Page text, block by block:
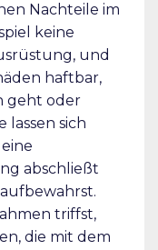
Nachteile im
keine
und
haftbar,
geht oder
lassen sich
abschließt
triffst,
die mit dem